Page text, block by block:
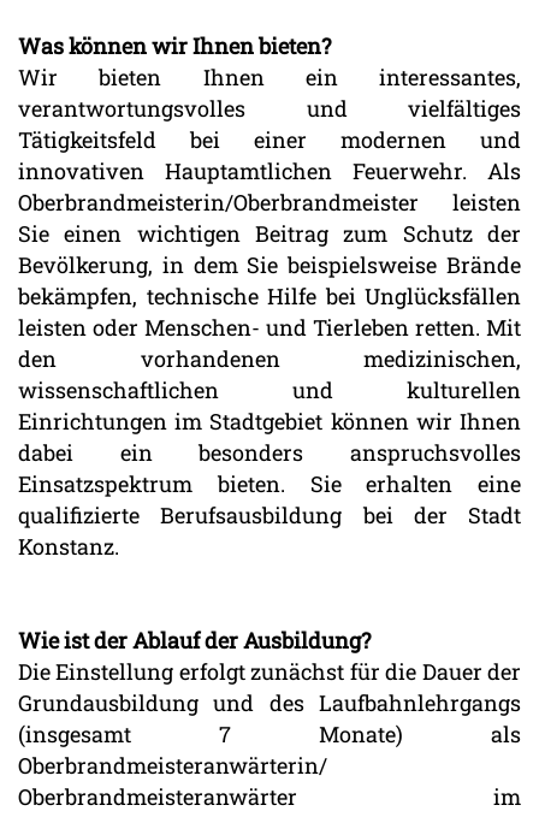
Was können wir Ihnen bieten?
Wir bieten Ihnen ein interessantes,
verantwortungsvolles und vielfältiges
Tätigkeitsfeld bei einer modernen und
innovativen Hauptamtlichen Feuerwehr. Als
Oberbrandmeisterin/Oberbrandmeister leisten
Sie einen wichtigen Beitrag zum Schutz der
Bevölkerung, in dem Sie beispielsweise Brände
bekämpfen, technische Hilfe bei Unglücksfällen
leisten oder Menschen- und Tierleben retten. Mit
den vorhandenen medizinischen,
wissenschaftlichen und kulturellen
Einrichtungen im Stadtgebiet können wir Ihnen
dabei ein besonders anspruchsvolles
Einsatzspektrum bieten. Sie erhalten eine
qualifizierte Berufsausbildung bei der Stadt
Konstanz.
Wie ist der Ablauf der Ausbildung?
Die Einstellung erfolgt zunächst für die Dauer der
Grundausbildung und des Laufbahnlehrgangs
(insgesamt 7 Monate) als
Oberbrandmeisteranwärterin/
Oberbrandmeisteranwärter im